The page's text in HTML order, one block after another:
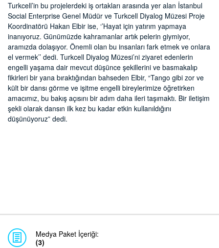
Turkcell’in bu projelerdeki iş ortakları arasında yer alan İstanbul
Social Enterprise Genel Müdür ve Turkcell Diyalog Müzesi Proje
Koordinatörü Hakan Elbir ise, ‘’Hayat için yatırım yapmaya
inanıyoruz. Günümüzde kahramanlar artık pelerin giymiyor,
aramızda dolaşıyor. Önemli olan bu insanları fark etmek ve onlara
el vermek’’ dedi. Turkcell Diyalog Müzesi’ni ziyaret edenlerin
engelli yaşama dair mevcut düşünce şekillerini ve basmakalıp
fikirleri bir yana bıraktığından bahseden Elbir, “Tango gibi zor ve
kült bir dansı görme ve işitme engelli bireylerimize öğretirken
amacımız, bu bakış açısını bir adım daha ileri taşımaktı. Bir iletişim
şekli olarak dansın ilk kez bu kadar etkin kullanıldığını
düşünüyoruz” dedi.
Medya Paket İçeriği:
(3)